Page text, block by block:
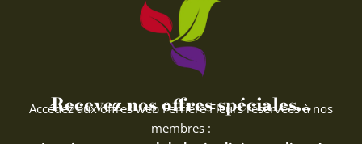
Recevez nos offres spéciales...
Accédez aux offres web Ferriere Fleurs réservées à nos
membres :